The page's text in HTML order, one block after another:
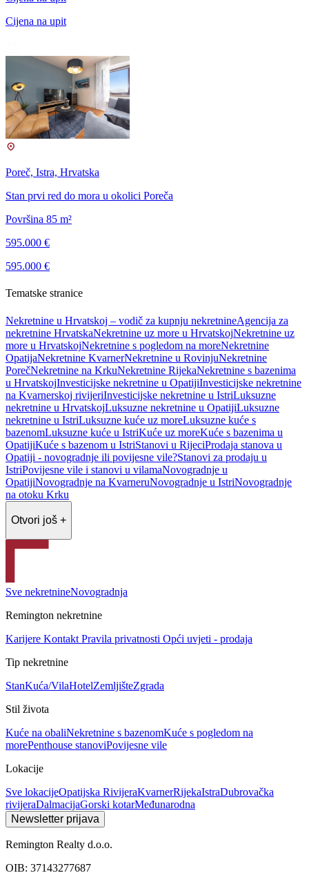
Cijena na upit
Poreč, Istra, Hrvatska
Stan prvi red do mora u okolici Poreča
Površina 85 m²
595.000 €
595.000 €
Tematske stranice
Nekretnine u Hrvatskoj – vodič za kupnju nekretnineAgencija za
nekretnine HrvatskaNekretnine uz more u HrvatskojNekretnine uz
more u HrvatskojNekretnine s pogledom na moreNekretnine
OpatijaNekretnine KvarnerNekretnine u RovinjuNekretnine
PorečNekretnine na KrkuNekretnine RijekaNekretnine s bazenima
u HrvatskojInvesticijske nekretnine u OpatijiInvesticijske nekretnine
na Kvarnerskoj rivijeriInvesticijske nekretnine u IstriLuksuzne
nekretnine u HrvatskojLuksuzne nekretnine u OpatijiLuksuzne
nekretnine u IstriLuksuzne kuće uz moreLuksuzne kuće s
bazenomLuksuzne kuće u IstriKuće uz moreKuće s bazenima u
OpatijiKuće s bazenom u IstriStanovi u RijeciProdaja stanova u
Opatiji - novogradnje ili povijesne vile?Stanovi za prodaju u
IstriPovijesne vile i stanovi u vilamaNovogradnje u
OpatijiNovogradnje na KvarneruNovogradnje u IstriNovogradnje
na otoku Krku
Otvori još +
Sve nekretnineNovogradnja
Remington nekretnine
Karijere Kontakt Pravila privatnosti Opći uvjeti - prodaja
Tip nekretnine
StanKuća/VilaHotelZemljišteZgrada
Stil života
Kuće na obaliNekretnine s bazenomKuće s pogledom na
morePenthouse stanoviPovijesne vile
Lokacije
Sve lokacijeOpatijska RivijeraKvarnerRijekaIstraDubrovačka
rivijeraDalmacijaGorski kotarMeđunarodna
Newsletter prijava
Remington Realty d.o.o.
OIB: 37143277687